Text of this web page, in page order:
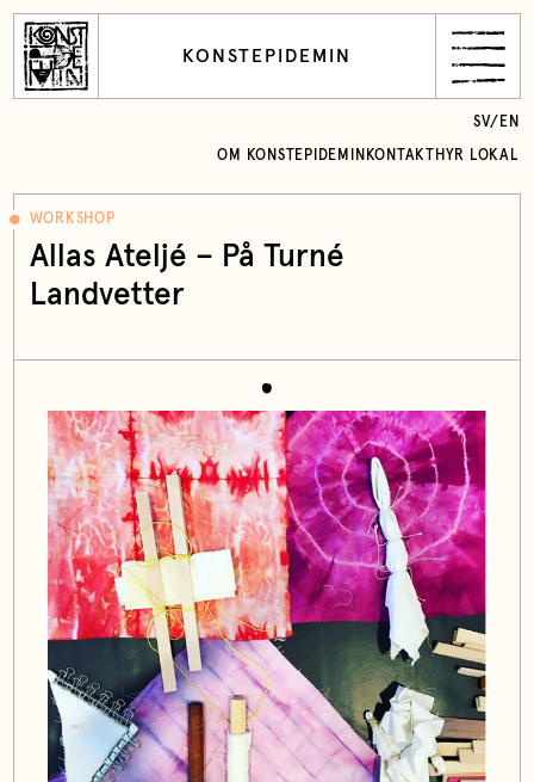
KONSTEPIDEMIN
OM KONSTEPIDEMIN KONTAKT HYR LOKAL
SV/ EN
WORKSHOP
Allas Ateljé – På Turné
Landvetter